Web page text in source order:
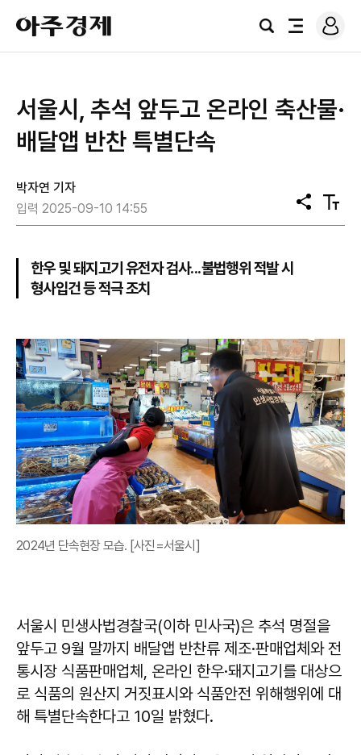
아
주
경
검
전
로
그
서울시, 추석 앞두고 온라인 축산물·
배달앱 반찬 특별단속
박자연 기자
입력 2025-09-10 14:55
공
유
텍
스
한우 및 돼지고기 유전자 검사...불법행위 적발 시
형사입건 등 적극 조치
2024년 단속현장 모습. [사진=서울시]
서울시 민생사법경찰국(이하 민사국)은 추석 명절을
앞두고 9월 말까지 배달앱 반찬류 제조·판매업체와 전
통시장 식품판매업체, 온라인 한우·돼지고기를 대상으
로 식품의 원산지 거짓표시와 식품안전 위해행위에 대
해 특별단속한다고 10일 밝혔다.